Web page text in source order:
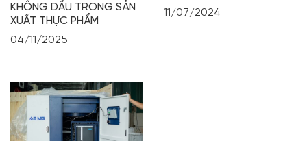
KHÔNG DẦU TRONG SẢN
XUẤT THỰC PHẨM
04/11/2025
11/07/2024